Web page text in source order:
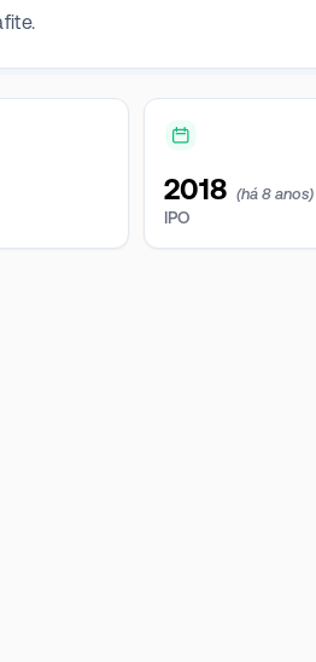
2018 (há 8 anos)
IPO